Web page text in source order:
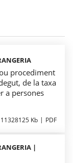
procediment
de la taxa
a persones
Kb PDF
|